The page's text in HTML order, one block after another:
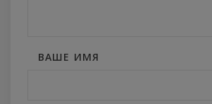
ВАШЕ ИМЯ